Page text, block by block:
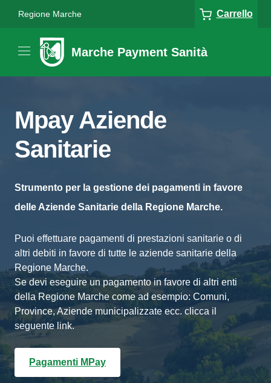
Regione Marche Carrello
Marche Payment Sanità
Mpay Aziende
Sanitarie
Strumento per la gestione dei pagamenti in favore
delle Aziende Sanitarie della Regione Marche.
Puoi effettuare pagamenti di prestazioni sanitarie o di
altri debiti in favore di tutte le aziende sanitarie della
Regione Marche.
Se devi eseguire un pagamento in favore di altri enti
della Regione Marche come ad esempio: Comuni,
Province, Aziende municipalizzate ecc. clicca il
seguente link.
Pagamenti MPay